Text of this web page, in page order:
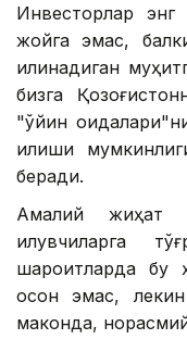
Инвесторлар энг
жойга эмас,
қилинадиган
бизга
"ўйин
қилиши
беради.
Амалий жиҳат
қилувчиларга
шароитларда бу
осон эмас,
маконда,